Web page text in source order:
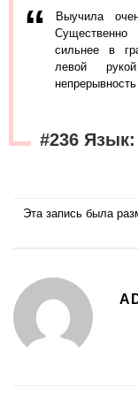
Выучила
Существенно
сильнее в
левой
#236
Эта запись была